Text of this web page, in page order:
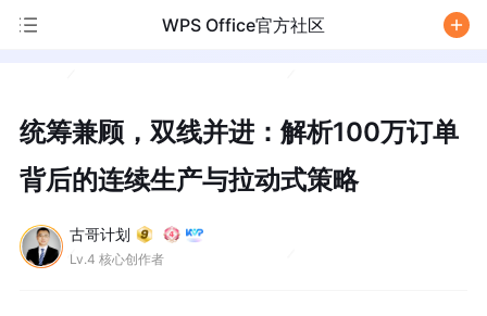
WPS Office官方社区
统筹兼顾，双线并进：解析100万订单
背后的连续生产与拉动式策略
古哥计划
Lv.4 核心创作者